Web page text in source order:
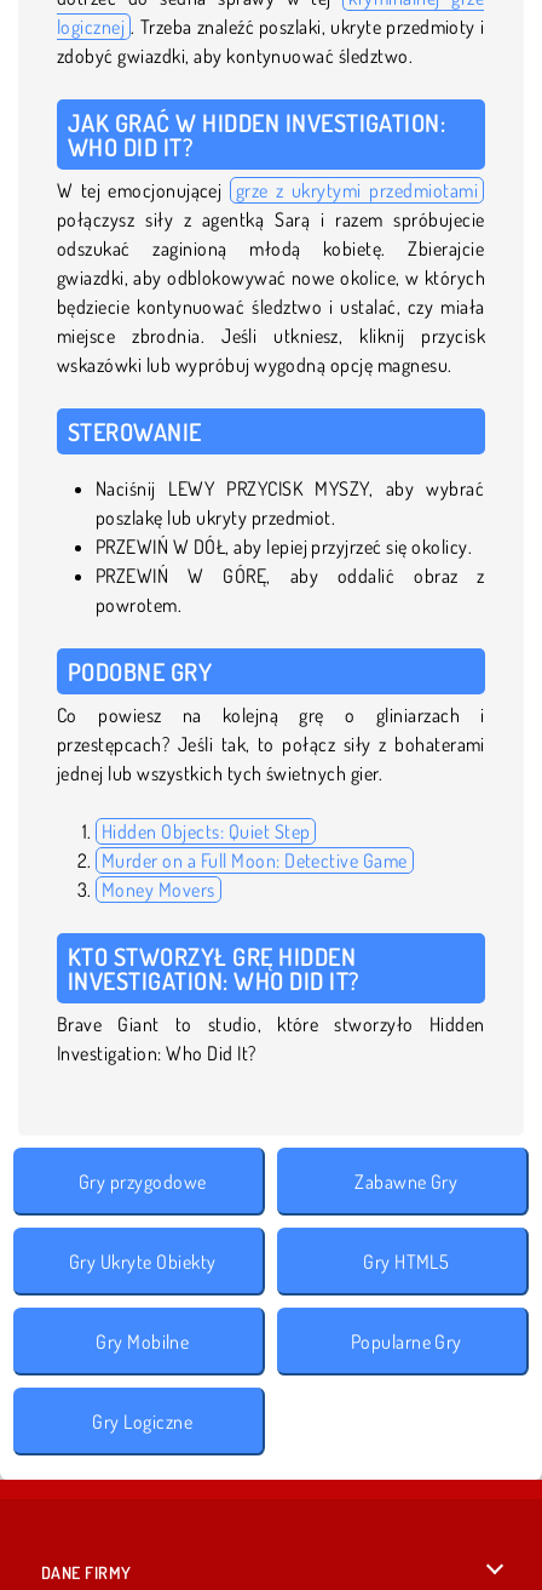
logicznej . Trzeba znaleźć poszlaki, ukryte przedmioty i
zdobyć gwiazdki, aby kontynuować śledztwo.
JAK GRAĆ W HIDDEN INVESTIGATION:
WHO DID IT?
W tej emocjonującej grze z ukrytymi przedmiotami
połączysz siły z agentką Sarą i razem spróbujecie
odszukać zaginioną młodą kobietę. Zbierajcie
gwiazdki, aby odblokowywać nowe okolice, w których
będziecie kontynuować śledztwo i ustalać, czy miała
miejsce zbrodnia. Jeśli utkniesz, kliknij przycisk
wskazówki lub wypróbuj wygodną opcję magnesu.
STEROWANIE
Naciśnij LEWY PRZYCISK MYSZY, aby wybrać
poszlakę lub ukryty przedmiot.
PRZEWIŃ W DÓŁ, aby lepiej przyjrzeć się okolicy.
PRZEWIŃ W GÓRĘ, aby oddalić obraz z
powrotem.
PODOBNE GRY
Co powiesz na kolejną grę o gliniarzach i
przestępcach? Jeśli tak, to połącz siły z bohaterami
jednej lub wszystkich tych świetnych gier.
Hidden Objects: Quiet Step
Murder on a Full Moon: Detective Game
Money Movers
KTO STWORZYŁ GRĘ HIDDEN
INVESTIGATION: WHO DID IT?
Brave Giant to studio, które stworzyło Hidden
Investigation: Who Did It?
Gry przygodowe Zabawne Gry
Gry Ukryte Obiekty Gry HTML5
Gry Mobilne Popularne Gry
Gry Logiczne
DANE FIRMY